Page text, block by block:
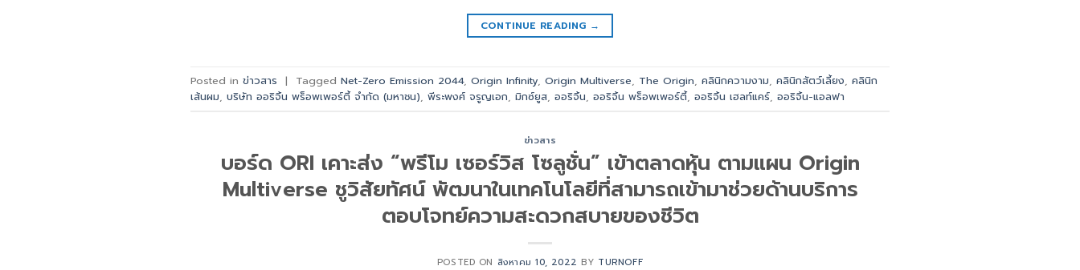
CONTINUE READING →
Posted in ข่าวสาร | Tagged Net-Zero Emission 2044, Origin Infinity Origin Multiverse The Origin คลินิกความงาม คลินิกสัตว์เลี้ยง คลินิก
เส้นผม บริษัท ออริจิ้น พร็อพเพอร์ตี้ จำกัด (มหาชน) พีระพงศ์ จรูญเอก มิกซ์ยูส ออริจิ้น ออริจิ้น พร็อพเพอร์ตี้, ออริจิ้น เฮลท์แคร์ ออริจิ้น-แอลฟา
ข่าวสาร
บอร์ด ORI เคาะส่ง “พรีโม เซอร์วิส โซลูชั่น” เข้าตลาดหุ้น ตามแผน Origin
Multiverse ชูวิสัยทัศน์ พัฒนาในเทคโนโลยีที่สามารถเข้ามาช่วยด้านบริการ
ตอบโจทย์ความสะดวกสบายของชีวิต
POSTED ON สิงหาคม 10, 2022 BY TURNOFF